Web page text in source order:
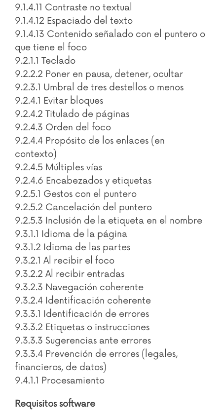
9.1.4.11 Contraste no textual
9.1.4.12 Espaciado del texto
9.1.4.13 Contenido señalado con el puntero o
que tiene el foco
9.2.1.1 Teclado
9.2.2.2 Poner en pausa, detener, ocultar
9.2.3.1 Umbral de tres destellos o menos
9.2.4.1 Evitar bloques
9.2.4.2 Titulado de páginas
9.2.4.3 Orden del foco
9.2.4.4 Propósito de los enlaces (en
contexto)
9.2.4.5 Múltiples vías
9.2.4.6 Encabezados y etiquetas
9.2.5.1 Gestos con el puntero
9.2.5.2 Cancelación del puntero
9.2.5.3 Inclusión de la etiqueta en el nombre
9.3.1.1 Idioma de la página
9.3.1.2 Idioma de las partes
9.3.2.1 Al recibir el foco
9.3.2.2 Al recibir entradas
9.3.2.3 Navegación coherente
9.3.2.4 Identificación coherente
9.3.3.1 Identificación de errores
9.3.3.2 Etiquetas o instrucciones
9.3.3.3 Sugerencias ante errores
9.3.3.4 Prevención de errores (legales,
financieros, de datos)
9.4.1.1 Procesamiento
Requisitos software